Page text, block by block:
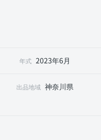
年式 2023年6月
出品地域 神奈川県